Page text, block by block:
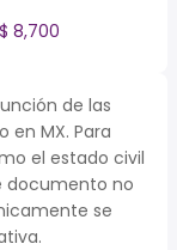
$ 8,700
de las
en MX. Para
el estado civil
documento no
se